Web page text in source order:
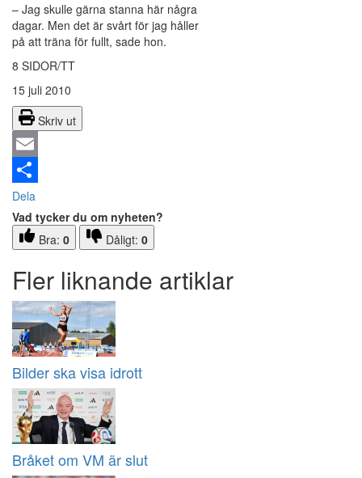
– Jag skulle gärna stanna här några
dagar. Men det är svårt för jag håller
på att träna för fullt, sade hon.
8 SIDOR/TT
15 juli 2010
Skriv ut
Email
Dela
Vad tycker du om nyheten?
Bra: 0 Dåligt: 0
Fler liknande artiklar
Bilder ska visa idrott
Bråket om VM är slut